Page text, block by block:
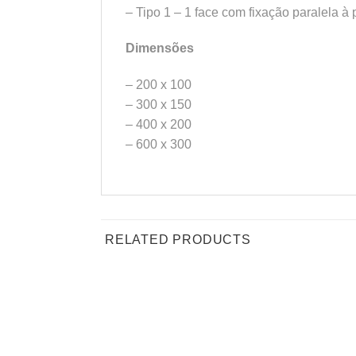
– Tipo 1 – 1 face com fixação paralela à
Dimensões
– 200 x 100
– 300 x 150
– 400 x 200
– 600 x 300
RELATED PRODUCTS